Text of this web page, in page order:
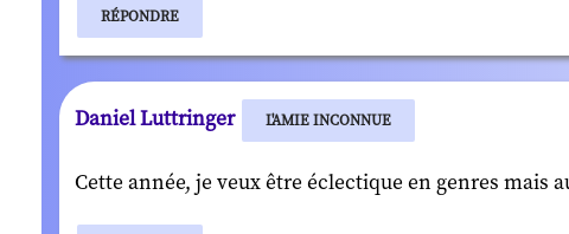
RÉPONDRE
Daniel Luttringer L'AMIE INCONNUE
Cette année, je veux être éclectique en genres mais